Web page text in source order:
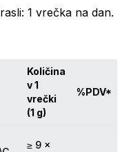
1 vrečka na dan.
Količina
v 1
vrečki
(1 g)
%PDV*
≥ 9 ×